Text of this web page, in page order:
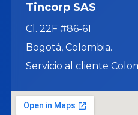
Tincorp SAS
Cl. 22F #86-61
Bogotá, Colombia.
Servicio al cliente